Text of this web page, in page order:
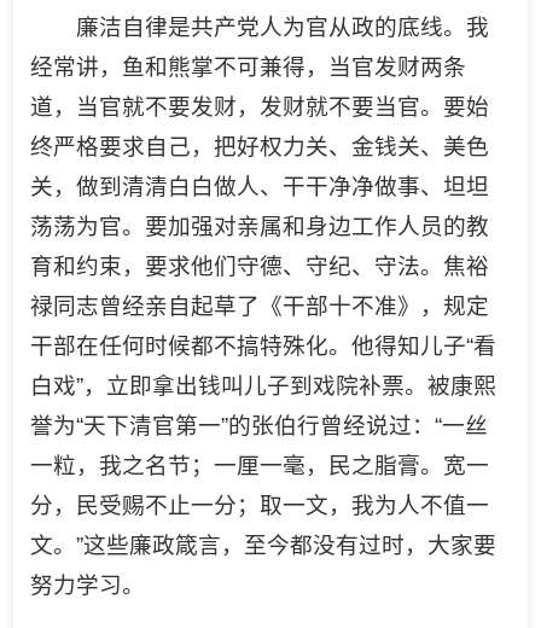
廉洁自律是共产党人为官从政的底线。我
经常讲，鱼和熊掌不可兼得，当官发财两条
道，当官就不要发财，发财就不要当官。要始
终严格要求自己，把好权力关、金钱关、美色
关，做到清清白白做人、干干净净做事、坦坦
荡荡为官。要加强对亲属和身边工作人员的教
育和约束，要求他们守德、守纪、守法。焦裕
禄同志曾经亲自起草了《干部十不准》，规定
干部在任何时候都不搞特殊化。他得知儿子“看
白戏”，立即拿出钱叫儿子到戏院补票。被康熙
誉为“天下清官第一”的张伯行曾经说过：“一丝
一粒，我之名节；一厘一毫，民之脂膏。宽一
分，民受赐不止一分；取一文，我为人不值一
文。”这些廉政箴言，至今都没有过时，大家要
努力学习。